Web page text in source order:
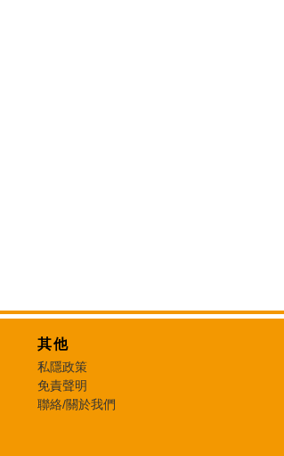
其他
私隱政策
免責聲明
聯絡/關於我們